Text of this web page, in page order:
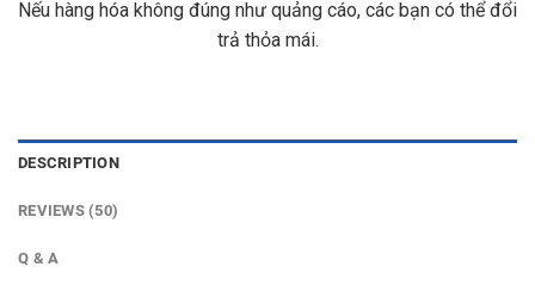
Nếu hàng hóa không đúng như quảng cáo, các bạn có thể đổi
trả thỏa mái.
DESCRIPTION
REVIEWS (50)
Q & A